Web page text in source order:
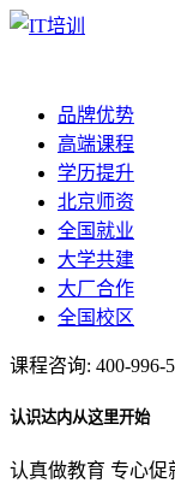
品牌优势
高端课程
学历提升
北京师资
全国就业
大学共建
大厂合作
全国校区
课程咨询: 400-996-
认识达内从这里开始
认真做教育 专心促